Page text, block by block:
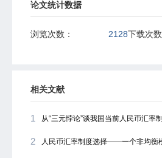
论文统计数据
浏览次数： 2128下载次数
相关文献
1 从“三元悖论”谈我国当前人民币汇率
2 人民币汇率制度选择――一个非均衡